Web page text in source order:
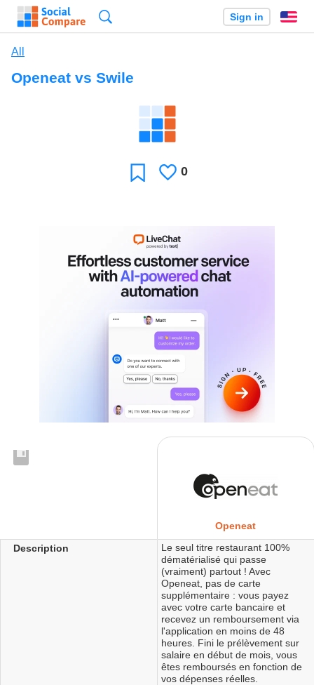
Sign in
All
Openeat vs Swile
FavoriteLikes
0
Openeat
Description
Le seul titre restaurant 100%
dématérialisé qui passe
(vraiment) partout ! Avec
Openeat, pas de carte
supplémentaire : vous payez
avec votre carte bancaire et
recevez un remboursement via
l'application en moins de 48
heures. Fini le prélèvement sur
salaire en début de mois, vous
êtes remboursés en fonction de
vos dépenses réelles.